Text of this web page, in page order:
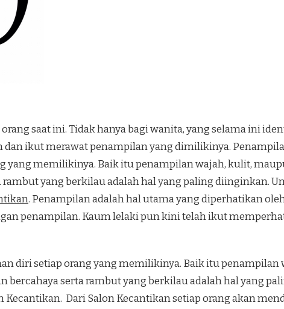
saat ini. Tidak hanya bagi wanita, yang selama ini
ikut merawat penampilan yang dimilikinya.
yang memilikinya. Baik itu penampilan wajah, kulit,
yang berkilau adalah hal yang paling diinginkan.
. Penampilan adalah hal utama yang diperhatikan
penampilan. Kaum lelaki pun kini telah ikut
diri setiap orang yang memilikinya. Baik itu penampilan
serta rambut yang berkilau adalah hal yang
Dari Salon Kecantikan setiap orang akan